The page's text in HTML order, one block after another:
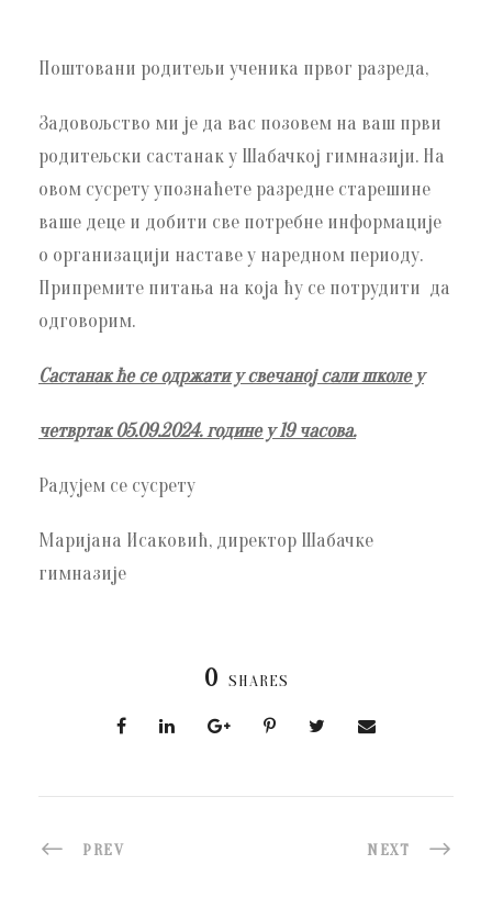
Поштовани родитељи ученика првог разреда,
Задовољство ми је да вас позовем на ваш први
родитељски састанак у Шабачкој гимназији. На
овом сусрету упознаћете разредне старешине
ваше деце и добити све потребне информације
о организацији наставе у наредном периоду.
Припремите питања на која ћу се потрудити да
одговорим.
Састанак ће се одржати у свечаној сали школе у
четвртак 05.09.2024. године у 19 часова.
Радујем се сусрету
Маријана Исаковић, директор Шабачке
гимназије
0 SHARES
PREV NEXT